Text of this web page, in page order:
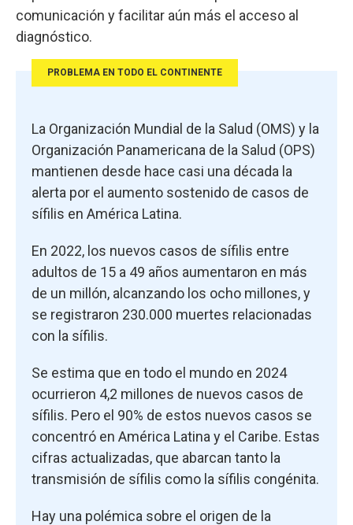
comunicación y facilitar aún más el acceso al
diagnóstico.
PROBLEMA EN TODO EL CONTINENTE
La Organización Mundial de la Salud (OMS) y la
Organización Panamericana de la Salud (OPS)
mantienen desde hace casi una década la
alerta por el aumento sostenido de casos de
sífilis en América Latina.
En 2022, los nuevos casos de sífilis entre
adultos de 15 a 49 años aumentaron en más
de un millón, alcanzando los ocho millones, y
se registraron 230.000 muertes relacionadas
con la sífilis.
Se estima que en todo el mundo en 2024
ocurrieron 4,2 millones de nuevos casos de
sífilis. Pero el 90% de estos nuevos casos se
concentró en América Latina y el Caribe. Estas
cifras actualizadas, que abarcan tanto la
transmisión de sífilis como la sífilis congénita.
Hay una polémica sobre el origen de la